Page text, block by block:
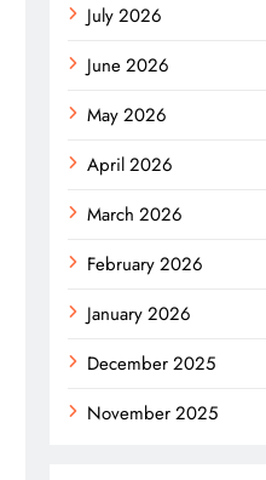
July 2026
June 2026
May 2026
April 2026
March 2026
February 2026
January 2026
December 2025
November 2025